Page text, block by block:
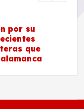
por su
que